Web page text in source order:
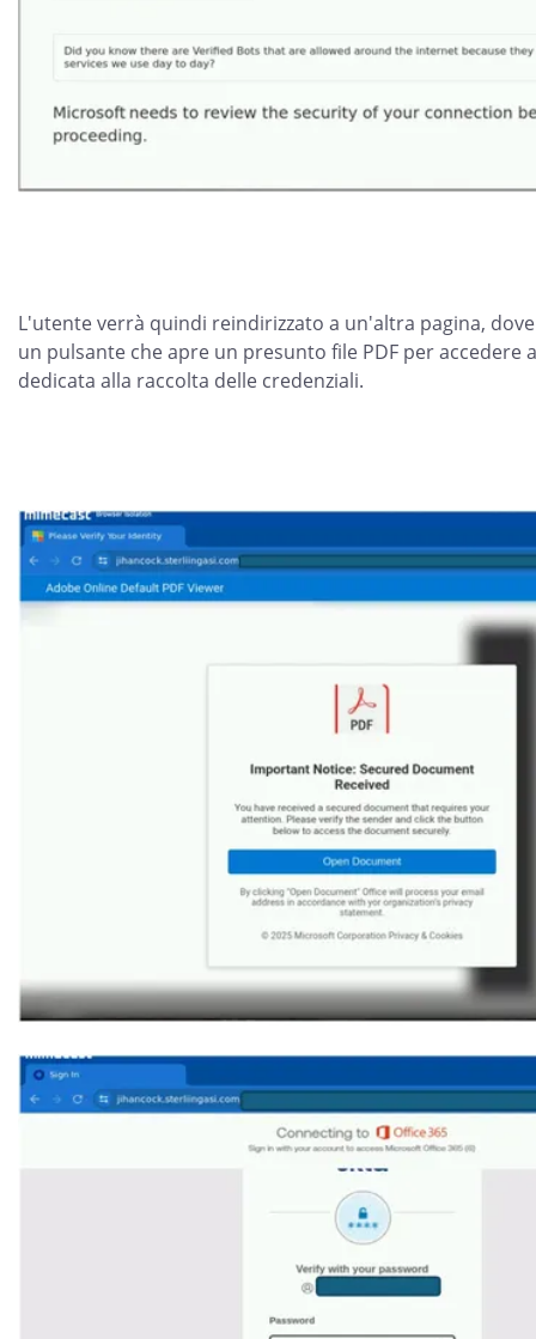
L'utente verrà quindi reindirizzato a un'altra pagina,
un pulsante che apre un presunto file PDF per accedere
dedicata alla raccolta delle credenziali.